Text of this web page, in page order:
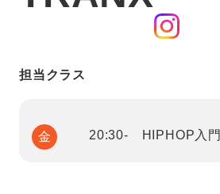
担当クラス
金 20:30- HIPHOP入門